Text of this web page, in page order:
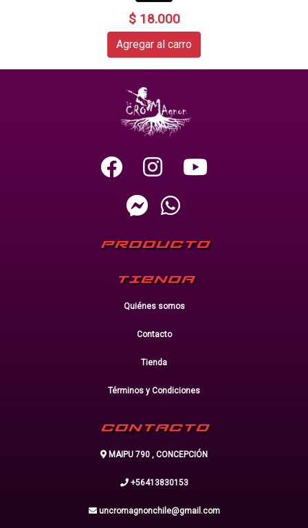
$ 18.000
Agregar al carro
PRODUCTO
TIENDA
Quiénes somos
Contacto
Tienda
Términos y Condiciones
CONTACTO
MAIPU 790 , CONCEPCIÓN
+56413830153
uncromagnonchile@gmail.com